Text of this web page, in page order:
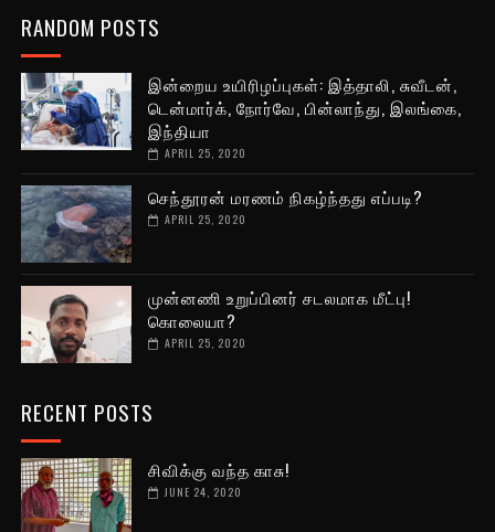
RANDOM POSTS
இன்றைய உயிரிழப்புகள்: இத்தாலி, சுவீடன்,
டென்மார்க், நோர்வே, பின்லாந்து, இலங்கை,
இந்தியா
APRIL 25, 2020
செந்தூரன் மரணம் நிகழ்ந்தது எப்படி?
APRIL 25, 2020
முன்னணி உறுப்பினர் சடலமாக மீட்பு!
கொலையா?
APRIL 25, 2020
RECENT POSTS
சிவிக்கு வந்த காசு!
JUNE 24, 2020